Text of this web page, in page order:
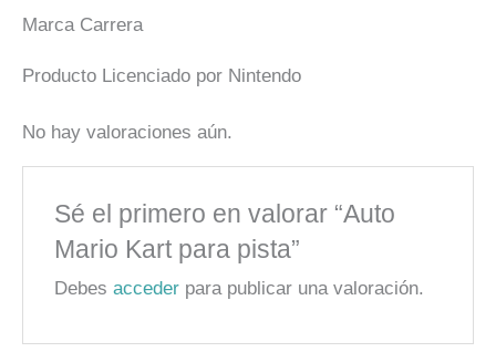
Marca Carrera
Producto Licenciado por Nintendo
No hay valoraciones aún.
Sé el primero en valorar “Auto
Mario Kart para pista”
Debesacceder para publicar una valoración.